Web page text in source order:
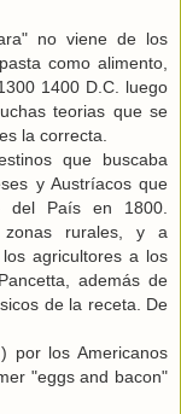
no viene de los
como alimento,
1400 D.C. luego
teorias que se
la correcta.
que buscaba
y Austríacos que
del País en 1800.
zonas rurales, y a
agricultores a los
además de
de la receta. De
por los Americanos
"eggs and bacon"